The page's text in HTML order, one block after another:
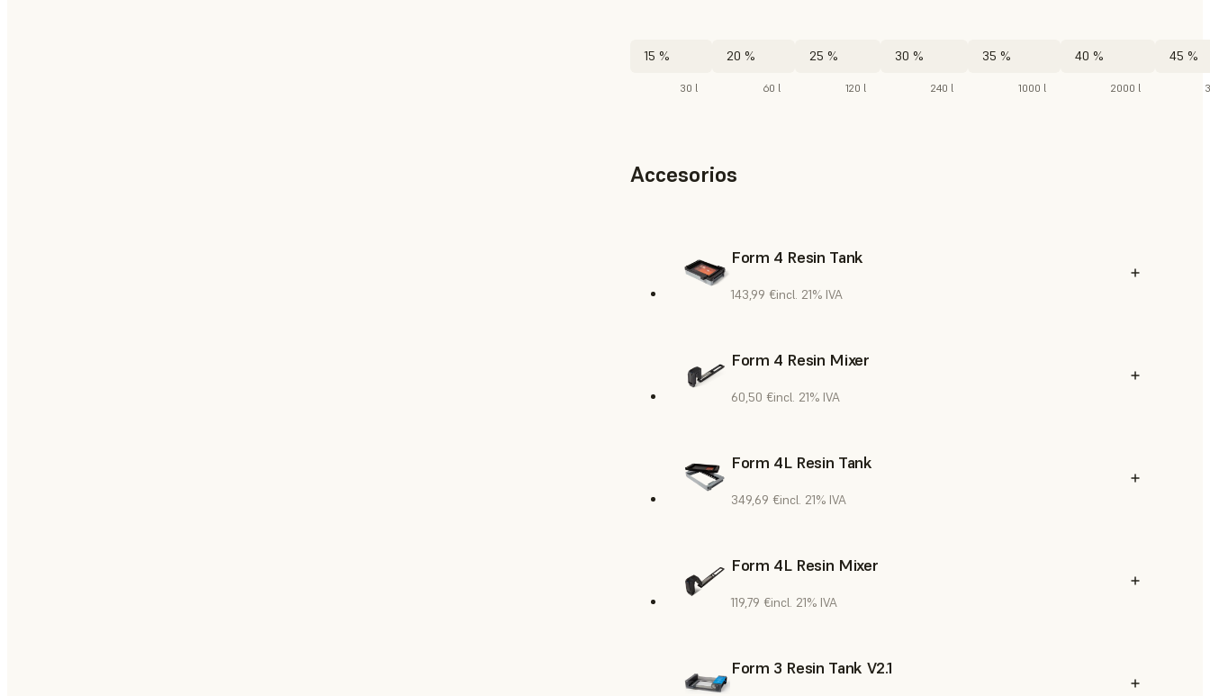
15 %
30 l
20 %
60 l
25 %
120 l
30 %
240 l
35 %
1000 l
40 %
2000 l
45 %
Accesorios
Form 4 Resin Tank
143,99 €incl. 21% IVA
Form 4 Resin Mixer
60,50 €incl. 21% IVA
Form 4L Resin Tank
349,69 €incl. 21% IVA
Form 4L Resin Mixer
119,79 €incl. 21% IVA
Form 3 Resin Tank V2.1